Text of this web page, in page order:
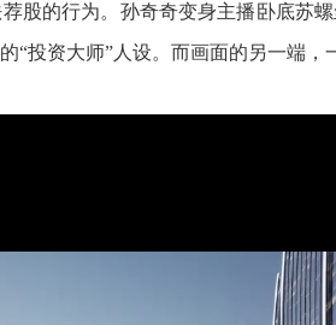
股的行为。孙奇奇变身主播卧底苏
“投资大师”人设。而画面的另一端，